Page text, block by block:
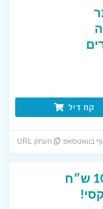
קח דיל
בוואטסאפ העתק URL
קוד קופון של 100 ש״ח